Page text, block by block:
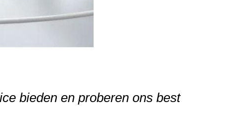
bieden en proberen ons best